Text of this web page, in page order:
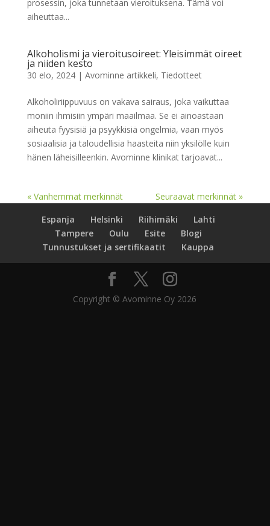
prosessin, joka tunnetaan vieroituksena. Tämä voi
aiheuttaa...
Alkoholismi ja vieroitusoireet: Yleisimmät oireet
ja niiden kesto
30 elo, 2024| Avominne artikkeli, Tiedotteet
Alkoholiriippuvuus on vakava sairaus, joka vaikuttaa
moniin ihmisiin ympäri maailmaa. Se ei ainoastaan
aiheuta fyysisiä ja psyykkisiä ongelmia, vaan myös
sosiaalisia ja taloudellisia haasteita niin yksilölle kuin
hänen läheisilleenkin. Avominne klinikat tarjoavat...
« Vanhemmat merkinnät
Seuraavat merkinnät »
Espanja
Helsinki Riihimäki
Lahti
Tampere
Oulu Esite
Blogi
Tunnustukset ja sertifikaatit
Kauppa
Copyright © Avominne Oy 2026